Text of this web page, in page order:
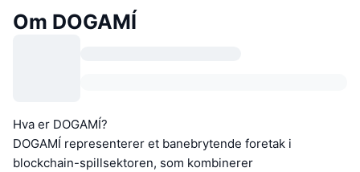
Om DOGAMÍ
Hva er DOGAMÍ?
DOGAMÍ representerer et banebrytende foretak i
blockchain-spillsektoren, som kombinerer